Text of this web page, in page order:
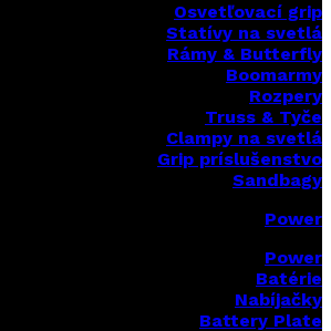
Osvetľovací grip
Statívy na svetlá
Rámy & Butterfly
Boomarmy
Rozpery
Truss & Tyče
Clampy na svetlá
Grip príslušenstvo
Sandbagy
Power
Power
Batérie
Nabíjačky
Battery Plate